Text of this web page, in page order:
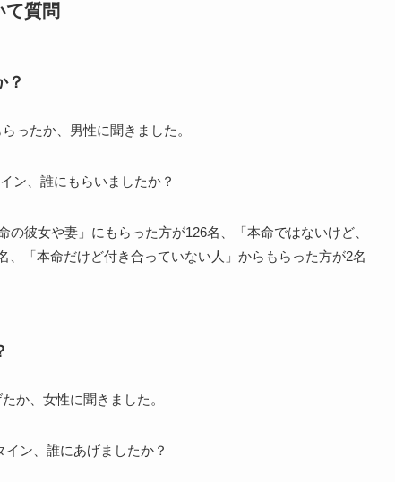
て質問
？
ったか、男性に聞きました。
の彼女や妻」にもらった方が126名、「本命ではないけど、
、「本命だけど付き合っていない人」からもらった方が2名
か、女性に聞きました。